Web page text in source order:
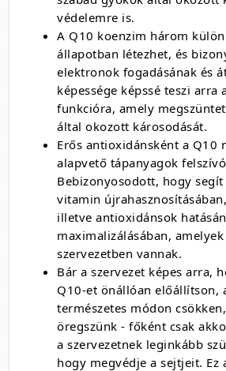
védelemre is.
A Q10 koenzim három
állapotban létezhet, és
elektronok fogadásának és
képessége képssé teszi arra
funkcióra, amely
által okozott károsodását.
Erős antioxidánsként a Q10
alapvető tápanyagok
Bebizonyosodott, hogy segít
vitamin
illetve antioxidánsok
maximalizálásában,
szervezetben vannak.
Bár a szervezet képes arra,
Q10-et önállóan előállítson,
természetes módon
öregszünk - főként csak
a szervezetnek leginkább
hogy megvédje a sejtjeit. Ez